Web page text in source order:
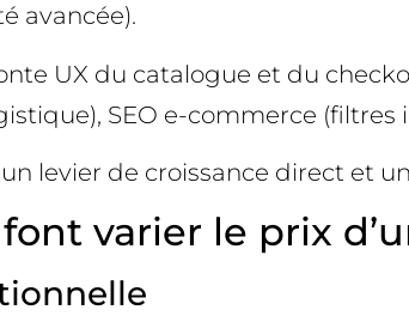
avancée).
UX du catalogue et du
SEO e-commerce (filtres
levier de croissance direct et
varier le prix